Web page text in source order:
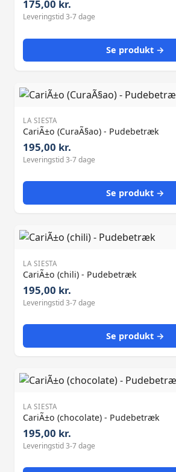
175,00 kr.
Leveringstid 3-7 dage
Se produkt →
LA SIESTA
CariÃ±o (CuraÃ§ao) - Pudebetræk
195,00 kr.
Leveringstid 3-7 dage
Se produkt →
LA SIESTA
CariÃ±o (chili) - Pudebetræk
195,00 kr.
Leveringstid 3-7 dage
Se produkt →
LA SIESTA
CariÃ±o (chocolate) - Pudebetræk
195,00 kr.
Leveringstid 3-7 dage